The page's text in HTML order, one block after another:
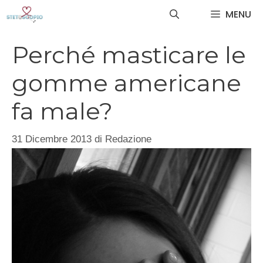
MENU
Perché masticare le
gomme americane
fa male?
31 Dicembre 2013 di Redazione